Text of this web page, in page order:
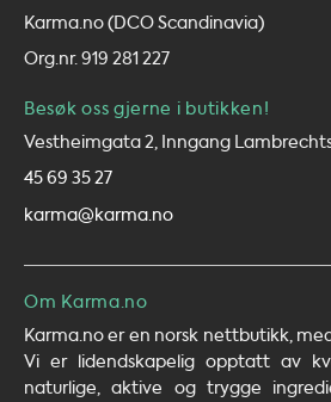
Karma.no (DCO Scandinavia)
Org.nr. 919 281 227
Besøk oss gjerne i butikken!
Vestheimgata 2, Inngang
45 69 35 27
karma@karma.no
Om Karma.no
Karma.no er en norsk nettbutikk,
Vi er lidendskapelig opptatt av
naturlige, aktive og trygge